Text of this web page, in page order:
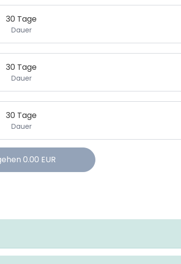
30 Tage
Dauer
30 Tage
Dauer
30 Tage
Dauer
0.00 EUR